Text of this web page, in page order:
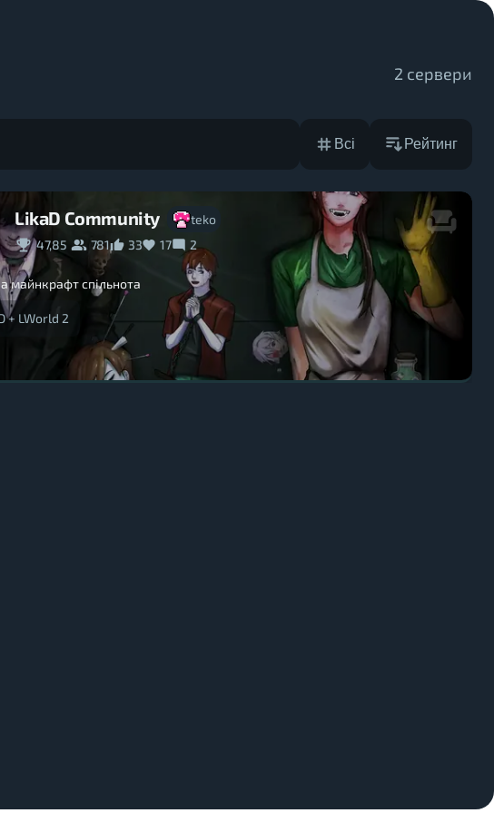
2 сервери
Всі Рейтинг
LikaD Community
teko
47,85
781 33 17 2
майнкрафт спільнота
+ LWorld 2